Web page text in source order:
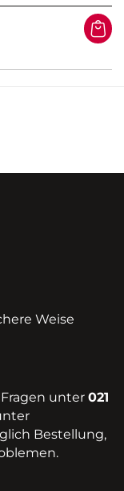
Weise
unter021
Bestellung,